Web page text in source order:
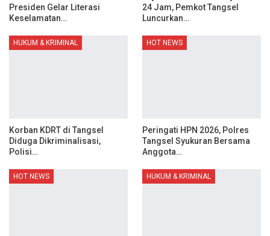
Presiden Gelar Literasi
Keselamatan…
24 Jam, Pemkot Tangsel
Luncurkan…
HUKUM & KRIMINAL
Korban KDRT di Tangsel
Diduga Dikriminalisasi,
Polisi…
HOT NEWS
Peringati HPN 2026, Polres
Tangsel Syukuran Bersama
Anggota…
HOT NEWS HUKUM & KRIMINAL